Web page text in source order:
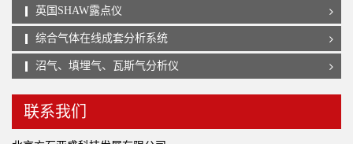
英国SHAW露点仪
综合气体在线成套分析系统
沼气、填埋气、瓦斯气分析仪
联系我们